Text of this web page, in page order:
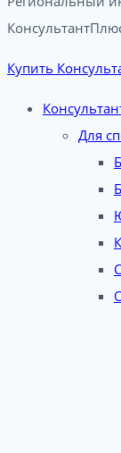
Купить
Для